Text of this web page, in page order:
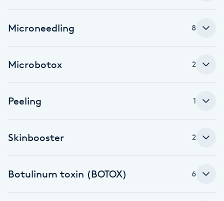
Dermapen
Extensions
Extensions borttagning
F
Microneedling 8
Microbotox 2
Peeling 1
Skinbooster 2
Botulinum toxin (BOTOX) 6